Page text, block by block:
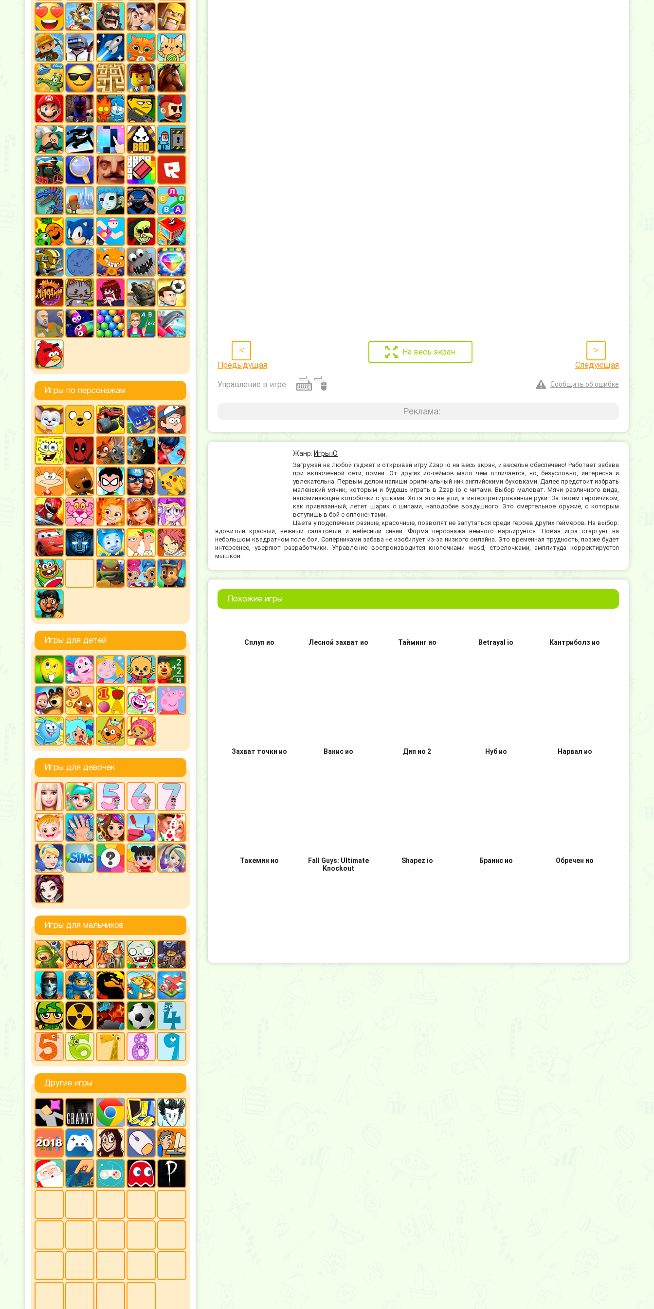
Игры по персонажам
Игры для детей
Игры для девочек
Игры для мальчиков
Другие игры
<
Предыдущая
На весь экран >
Следующая
Управление в игре : Сообщить об ошибке
Реклама:
Жанр: Игры iO
Загружай на любой гаджет и открывай игру Zzap io на весь экран, и веселье обеспечено! Работает забава
при включенной сети, помни. От других ио-геймов мало чем отличается, но, безусловно, интересна и
увлекательна. Первым делом напиши оригинальный ник английскими буковками. Далее предстоит избрать
маленький мячик, которым и будешь играть в Zzap io с читами. Выбор маловат. Мячи различного вида,
напоминающие колобочки с ушками. Хотя это не уши, а интерпретированные руки. За твоим геройчиком,
как привязанный, летит шарик с шипами, наподобие воздушного. Это смертельное оружие, с которым
вступишь в бой с оппонентами.
Цвета у подопечных разные, красочные, позволят не запутаться среди героев других геймеров. На выбор:
ядовитый красный, нежный салатовый и небесный синий. Форма персонажа немного варьируется. Новая игра стартует на
небольшом квадратном поле боя. Соперниками забава не изобилует из-за низкого онлайна. Это временная трудность, позже будет
интереснее, уверяют разработчики. Управление воспроизводится кнопочками wasd, стрелочками, амплитуда корректируется
мышкой.
Похожие игры
Сплуп ио Лесной захват ио Тайминг ио Betrayal io Кантриболз ио
Захват точки ио Ванис ио Дип ио 2 Нуб ио Нарвал ио
Такемин ио
Fall Guys: Ultimate
Knockout
Shapez io Браинс ио Обречен ио